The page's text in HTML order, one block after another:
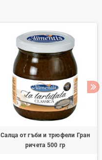
Салца от гъби и трюфели Гран
ричета 500 гр